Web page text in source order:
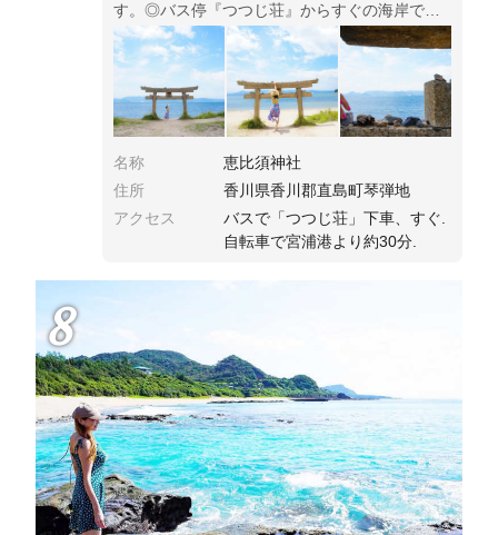
す。◎バス停『つつじ荘』からすぐの海岸で
す。
名称
恵比須神社
住所
香川県香川郡直島町琴弾地
アクセス
バスで「つつじ荘」下車、すぐ.
自転車で宮浦港より約30分.
8